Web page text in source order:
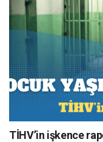
TİHV’in işkence